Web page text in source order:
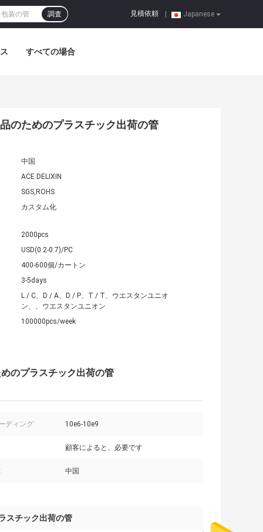
Japanese
見積依頼
調査
すべての場合
のためのプラスチック出荷の管
中国
ACE DELIXIN
SGS,ROHS
カスタム化
2000pcs
USD(0.2-0.7)/PC
400-600個/カートン
3-5days
L / C、D / A、D / P、T / T、ウエスタンユニオ
ン、、ウエスタンユニオン
100000pcs/week
のプラスチック出荷の管
ディング: 10e6-10e9
顧客によると、必要です
中国
スチック出荷の管